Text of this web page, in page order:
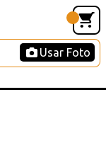
Usar Foto